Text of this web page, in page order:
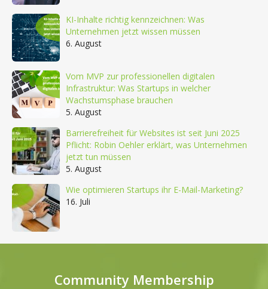
KI-Inhalte richtig kennzeichnen: Was
Unternehmen jetzt wissen müssen
6. August
Vom MVP zur professionellen digitalen
Infrastruktur: Was Startups in welcher
Wachstumsphase brauchen
5. August
Barrierefreiheit für Websites ist seit Juni 2025
Pflicht: Robin Oehler erklärt, was Unternehmen
jetzt tun müssen
5. August
Wie optimieren Startups ihr E-Mail-Marketing?
16. Juli
Community Membership